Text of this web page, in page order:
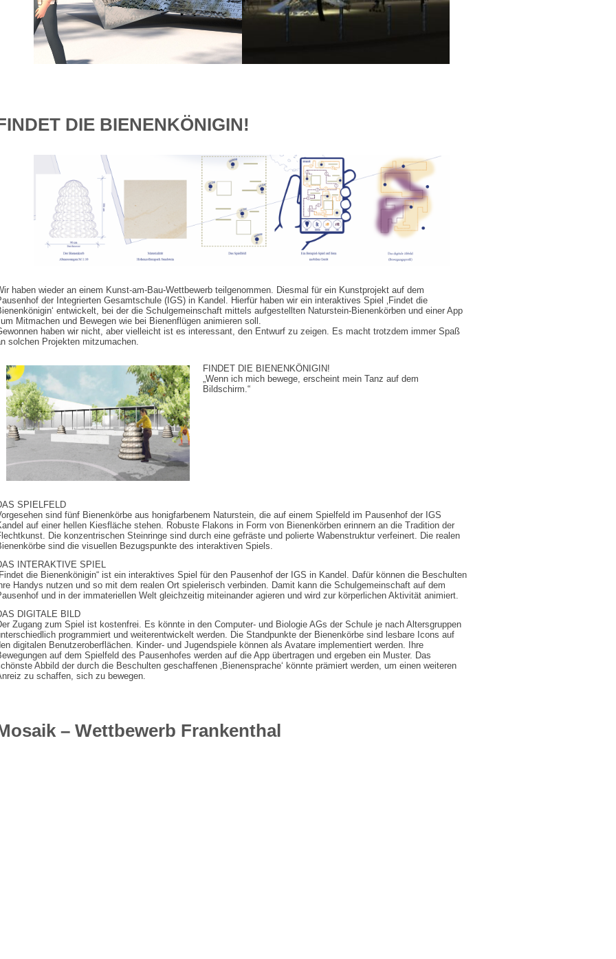
DIE BIENENKÖNIGIN!
haben wieder an einem Kunst-am-Bau-Wettbewerb teilgenommen. Diesmal für ein Kunstprojekt auf dem
der Integrierten Gesamtschule (IGS) in Kandel. Hierfür haben wir ein interaktives Spiel ‚Findet die
entwickelt, bei der die Schulgemeinschaft mittels aufgestellten Naturstein-Bienenkörben und einer App
Mitmachen und Bewegen wie bei Bienenflügen animieren soll.
haben wir nicht, aber vielleicht ist es interessant, den Entwurf zu zeigen. Es macht trotzdem immer Spaß
solchen Projekten mitzumachen.
FINDET DIE BIENENKÖNIGIN!
„Wenn ich mich bewege, erscheint mein Tanz auf dem
Bildschirm.“
SPIELFELD
sind fünf Bienenkörbe aus honigfarbenem Naturstein, die auf einem Spielfeld im Pausenhof der IGS
auf einer hellen Kiesfläche stehen. Robuste Flakons in Form von Bienenkörben erinnern an die Tradition der
Die konzentrischen Steinringe sind durch eine gefräste und polierte Wabenstruktur verfeinert. Die realen
sind die visuellen Bezugspunkte des interaktiven Spiels.
INTERAKTIVE SPIEL
die Bienenkönigin“ ist ein interaktives Spiel für den Pausenhof der IGS in Kandel. Dafür können die Beschulten
Handys nutzen und so mit dem realen Ort spielerisch verbinden. Damit kann die Schulgemeinschaft auf dem
und in der immateriellen Welt gleichzeitig miteinander agieren und wird zur körperlichen Aktivität animiert.
DIGITALE BILD
Zugang zum Spiel ist kostenfrei. Es könnte in den Computer- und Biologie AGs der Schule je nach Altersgruppen
programmiert und weiterentwickelt werden. Die Standpunkte der Bienenkörbe sind lesbare Icons auf
digitalen Benutzeroberflächen. Kinder- und Jugendspiele können als Avatare implementiert werden. Ihre
auf dem Spielfeld des Pausenhofes werden auf die App übertragen und ergeben ein Muster. Das
Abbild der durch die Beschulten geschaffenen ‚Bienensprache‘ könnte prämiert werden, um einen weiteren
zu schaffen, sich zu bewegen.
– Wettbewerb Frankenthal